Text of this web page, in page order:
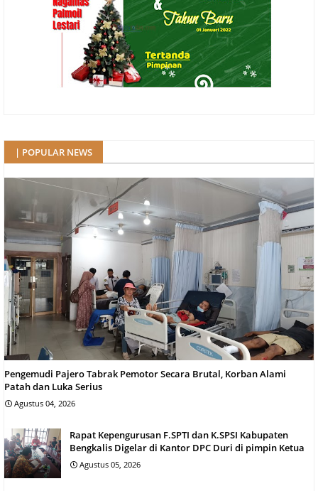
| POPULAR NEWS
Pengemudi Pajero Tabrak Pemotor Secara Brutal, Korban Alami
Patah dan Luka Serius
Agustus 04, 2026
Rapat Kepengurusan F.SPTI dan K.SPSI Kabupaten
Bengkalis Digelar di Kantor DPC Duri di pimpin Ketua
Agustus 05, 2026